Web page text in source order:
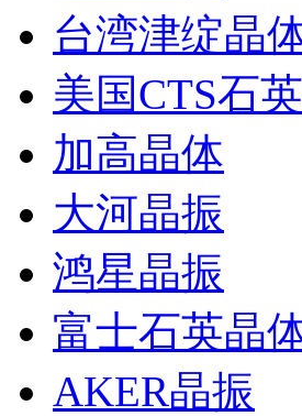
台湾津绽晶
美国CTS石
加高晶体
大河晶振
鸿星晶振
富士石英晶
AKER晶振